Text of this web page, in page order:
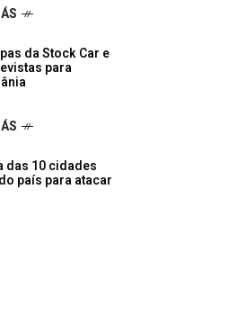
da Stock Car e
para
das 10 cidades
país para atacar